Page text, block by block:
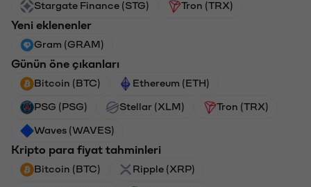
Stargate Finance (STG) Tron (TRX)
Yeni eklenenler
Gram (GRAM)
Günün öne çıkanları
Bitcoin (BTC) Ethereum (ETH)
PSG (PSG) Stellar (XLM) Tron (TRX)
Waves (WAVES)
Kripto para fiyat tahminleri
Bitcoin (BTC) Ripple (XRP)